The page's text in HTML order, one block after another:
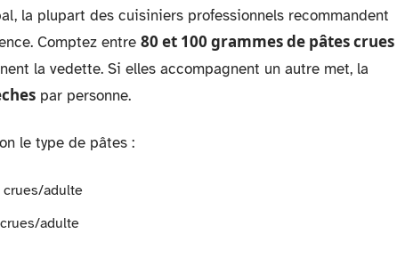
la plupart des cuisiniers professionnels recommandent
Comptez entre 80 et 100 grammes de pâtes crues
la vedette. Si elles accompagnent un autre met, la
par personne.
le type de pâtes :
crues/adulte
adulte